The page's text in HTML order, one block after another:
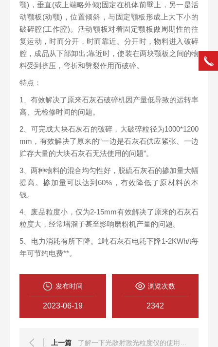
颚)，垂直(或上端略外倾)固定在机体前壁上，另一是活
动颚板(动颚)，位置倾斜，与固定颚板形成上大下小的
破碎腔(工作腔)。活动颚板对着固定颚板做周期性的往
复运动，时而分开，时而靠近。分开时，物料进入破碎
腔，成品从下部卸出;靠近时，使装在两块颚板之间的物
料受到挤压，弯折和劈裂作用而破碎。
特点：
1、有效解决了原来石灰石破碎机因产量低导致的运转率
高、无检修时间的问题。
2、可完成大块石灰石的破碎，大破碎粒径为1000*1200
mm，有效解决了原来的“一边是石灰石供应紧张、一边
贮存大量的大块石灰石无法使用的问题”。
3、两种物料的混合均匀性好，脱硫石灰石的掺加量大幅
提高。掺加量可以达到60%，有效降低了原材料的本
钱。
4、废品粒度小，仅为2-15mm有效解决了原来的石灰石
粒度大，经常堵溜子甚至影响磨粉机产量的问题。
5、电力消耗有所下降。1吨石灰石电耗下降1-2KWh/t每
年可节约电费**。
发布时间
2023-06-19
浏览次数
2342
上一篇